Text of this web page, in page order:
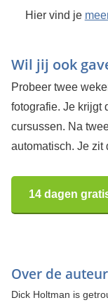
Hier vind je
Wil jij ook
Probeer twee
fotografie. Je krijgt
cursussen. Na
automatisch. Je zit
14 dagen
Over de auteur
Dick Holtman is